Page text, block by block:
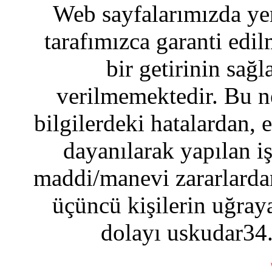
Web sayfalarımızda
tarafımızca garanti
bir getirinin
verilmemektedir. Bu
bilgilerdeki hatalardan,
dayanılarak yapılan
maddi/manevi
üçüncü kişilerin
dolayı